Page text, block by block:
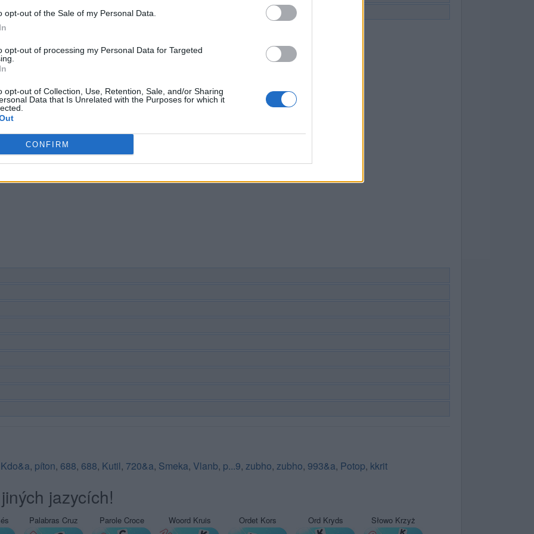
opt-out of the Sale of my Personal Data.
opt-out of processing my Personal Data for Targeted
opt-out of Collection, Use, Retention, Sale, and/or Sharing
Data that Is Unrelated with the Purposes for which it
CONFIRM
Sponsored Links
Kdo&a, píton, 688, 688, Kutil, 720&a, Smeka, Vlanb, p...9, zubho, zubho, 993&a, Potop, kkrit
jazycích!
Palabras Cruz Parole Croce Woord Kruis Ordet Kors Ord Kryds Słowo Krzyż